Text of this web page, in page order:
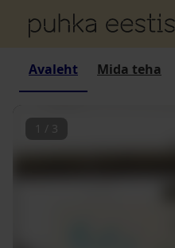
Avaleht Mida teha
1 / 3